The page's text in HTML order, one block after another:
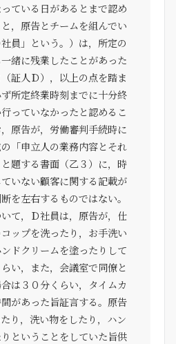
ている日があるとまで認め
，原告とチームを組んでい
員」という。）は，所定の
緒に残業したことがあった
証人Ｄ），以上の点を踏ま
所定終業時刻までに十分終
っていなかったと認めるこ
原告が，労働審判手続時に
「申立人の業務内容とそれ
題する書面（乙３）に，時
いない顧客に関する記載が
を左右するものではない。
社員は，原告が，仕
ップを洗ったり，お手洗い
ドクリームを塗ったりして
い，また，会議室で同僚と
は３０分くらい，タイムカ
があった旨証言する。原告
り，洗い物をしたり，ハン
ということをしていた旨供